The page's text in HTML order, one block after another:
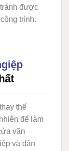
được
trình.
thế
để làm
văn
và dân